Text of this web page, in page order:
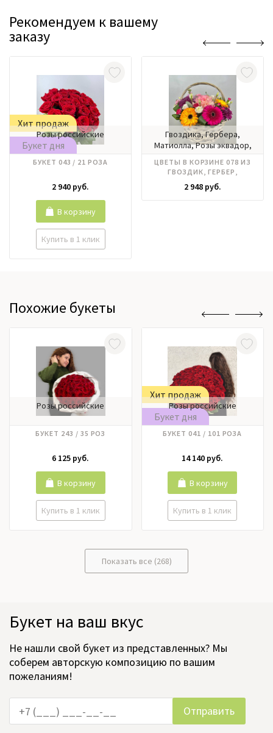
Рекомендуем к вашему
заказу
Розы российские
Хит продаж
Букет дня
БУКЕТ 043 / 21 РОЗА
2 940 руб.
Купить в 1 клик
В корзину
Гвоздика, Гербера,
Матиолла, Розы эквадор,
Эустома
ЦВЕТЫ В КОРЗИНЕ 078 ИЗ
ГВОЗДИК, ГЕРБЕР,
ХРИЗАНТЕМЫ, ЭУСТОМЫ
2 948 руб.
Похожие букеты
Розы российские
БУКЕТ 243 / 35 РОЗ
6 125 руб.
Купить в 1 клик
В корзину
Розы российские
Хит продаж
Букет дня
БУКЕТ 041 / 101 РОЗА
14 140 руб.
Купить в 1 клик
В корзину
Показать все (268)
Букет на ваш вкус
Не нашли свой букет из представленных? Мы
соберем авторскую композицию по вашим
пожеланиям!